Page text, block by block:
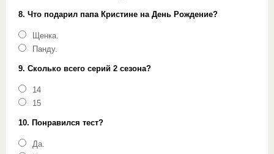
8. Что подарил папа Кристине на День Рождение?
Щенка.
Панду.
9. Сколько всего серий 2 сезона?
14
15
10. Понравился тест?
Да.